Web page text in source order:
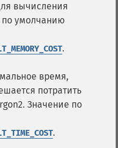
вычисления
по умолчанию
.
время,
потратить
Значение по
.